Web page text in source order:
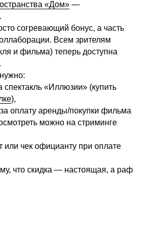
«Дом» —
.
согревающий бонус, а часть
Всем зрителям
и фильма) теперь доступна
спектакль «Иллюзии» (купить
),
оплату аренды/покупки фильма
можно на стриминге
или чек официанту при оплате
что скидка — настоящая, а раф